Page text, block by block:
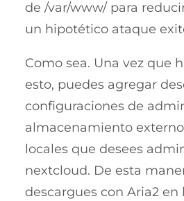
de /var/www/ para
un hipotético ataque
Como sea. Una vez que
esto, puedes agregar
configuraciones de
almacenamiento
locales que desees
nextcloud. De esta
descargues con Aria2 en